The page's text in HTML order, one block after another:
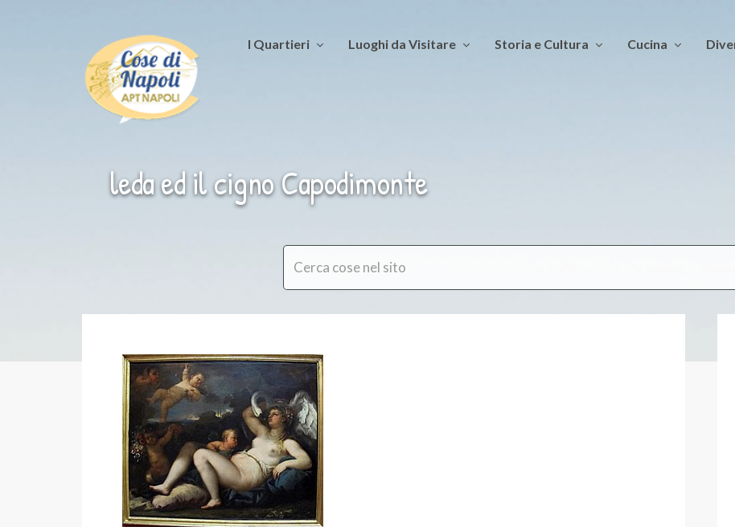
I Quartieri Luoghi da Visitare Storia e Cultura Cucina
leda ed il cigno Capodimonte